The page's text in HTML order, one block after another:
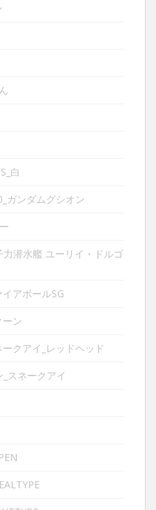
白
ガンダムグシオン
潜水艦 ユーリイ・ドルゴ
アボールSG
ーン
クアイ_レッドヘッド
スネークアイ